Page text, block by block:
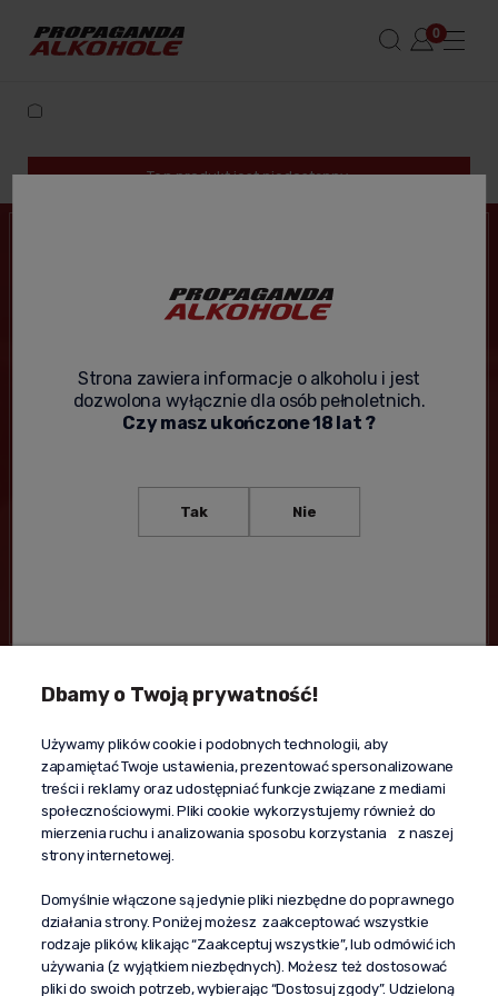
Ten produkt jest niedostępny.
Podaj swój adres e-mail, jeżeli chcesz otrzymywać
Strona zawiera informacje o alkoholu i jest
dozwolona wyłącznie dla osób pełnoletnich.
Czy masz ukończone 18 lat ?
Tak Nie
Kontakt
+48 603 610 870
kontakt@propaganda24h.pl
“Propaganda"
al. Komisji Edukacji Narodowej 51/U5
02-797 Warszawa
Dostawa
Moje konto
Dbamy o Twoją prywatność!
Używamy plików cookie i podobnych technologii, aby
zapamiętać Twoje ustawienia, prezentować spersonalizowane
treści i reklamy oraz udostępniać funkcje związane z mediami
społecznościowymi. Pliki cookie wykorzystujemy również do
mierzenia ruchu i analizowania sposobu korzystania z naszej
strony internetowej.
Domyślnie włączone są jedynie pliki niezbędne do poprawnego
działania strony. Poniżej możesz zaakceptować wszystkie
rodzaje plików, klikając “Zaakceptuj wszystkie”, lub odmówić ich
używania (z wyjątkiem niezbędnych). Możesz też dostosować
pliki do swoich potrzeb, wybierając “Dostosuj zgody”. Udzieloną